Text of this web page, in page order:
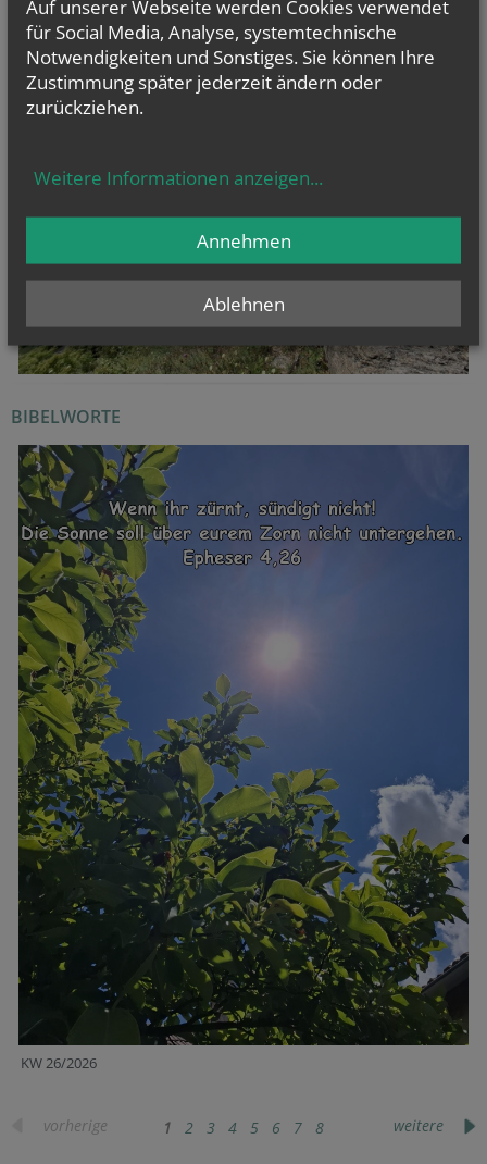
KW 27 / 2026
BIBELWORTE
KW 26/2026
vorherige 1 2 3 4 5 6 7 8 weitere
Auf unserer Webseite werden Cookies verwendet
für Social Media, Analyse, systemtechnische
Notwendigkeiten und Sonstiges. Sie können Ihre
Zustimmung später jederzeit ändern oder
zurückziehen.
Weitere Informationen anzeigen...
Ablehnen
Annehmen